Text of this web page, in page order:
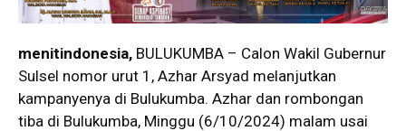
menitindonesia, BULUKUMBA – Calon Wakil Gubernur
Sulsel nomor urut 1, Azhar Arsyad melanjutkan
kampanyenya di Bulukumba. Azhar dan rombongan
tiba di Bulukumba, Minggu (6/10/2024) malam usai